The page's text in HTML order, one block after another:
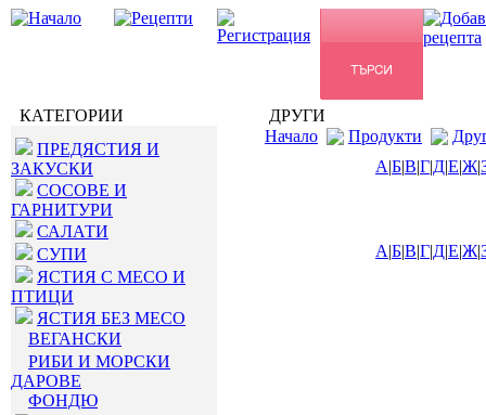
КАТЕГОРИИ
ПРЕДЯСТИЯ И
ЗАКУСКИ
СОСОВЕ И
ГАРНИТУРИ
САЛАТИ
СУПИ
ЯСТИЯ С МЕСО И
ПТИЦИ
ЯСТИЯ БЕЗ МЕСО
ВЕГАНСКИ
РИБИ И МОРСКИ
ДАРОВЕ
ФОНДЮ
ДРУГИ
Начало
Продукти
А|Б|В|Г|Д|Е|Ж|
А|Б|В|Г|Д|Е|Ж|